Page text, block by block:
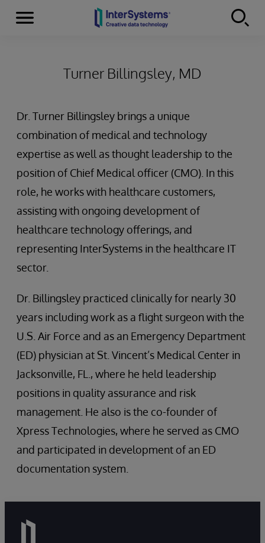
Skip to content
Menu
Turner Billingsley, MD
Dr. Turner Billingsley brings a unique
combination of medical and technology
expertise as well as thought leadership to the
position of Chief Medical officer (CMO). In this
role, he works with healthcare customers,
assisting with ongoing development of
healthcare technology offerings, and
representing InterSystems in the healthcare IT
sector.
Dr. Billingsley practiced clinically for nearly 30
years including work as a flight surgeon with the
U.S. Air Force and as an Emergency Department
(ED) physician at St. Vincent’s Medical Center in
Jacksonville, FL., where he held leadership
positions in quality assurance and risk
management. He also is the co-founder of
Xpress Technologies, where he served as CMO
and participated in development of an ED
documentation system.